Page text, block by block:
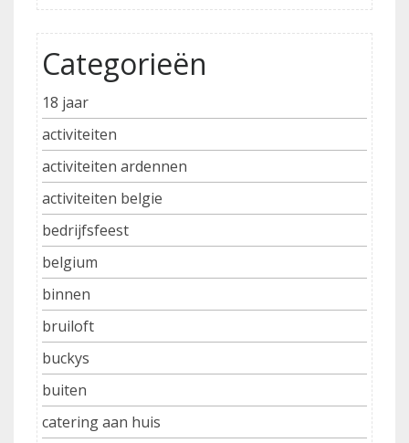
Categorieën
18 jaar
activiteiten
activiteiten ardennen
activiteiten belgie
bedrijfsfeest
belgium
binnen
bruiloft
buckys
buiten
catering aan huis